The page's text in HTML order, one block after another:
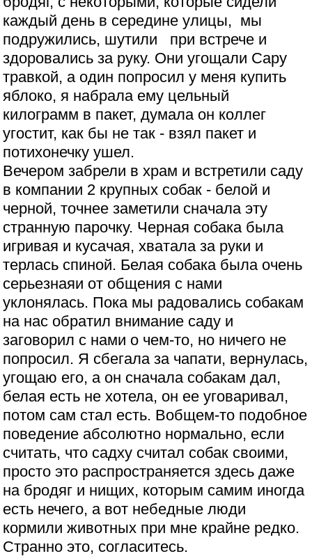
каждый день в середине улицы, мы
подружились, шутили при встрече и
здоровались за руку. Они угощали Сару
травкой, а один попросил у меня купить
яблоко, я набрала ему цельный
килограмм в пакет, думала он коллег
угостит, как бы не так - взял пакет и
потихонечку ушел.
Вечером забрели в храм и встретили саду
в компании 2 крупных собак - белой и
черной, точнее заметили сначала эту
странную парочку. Черная собака была
игривая и кусачая, хватала за руки и
терлась спиной. Белая собака была очень
серьезнаяи от общения с нами
уклонялась. Пока мы радовались собакам
на нас обратил внимание саду и
заговорил с нами о чем-то, но ничего не
попросил. Я сбегала за чапати, вернулась,
угощаю его, а он сначала собакам дал,
белая есть не хотела, он ее уговаривал,
потом сам стал есть. Вобщем-то подобное
поведение абсолютно нормально, если
считать, что садху считал собак своими,
просто это распространяется здесь даже
на бродяг и нищих, которым самим иногда
есть нечего, а вот небедные люди
кормили животных при мне крайне редко.
Странно это, согласитесь.